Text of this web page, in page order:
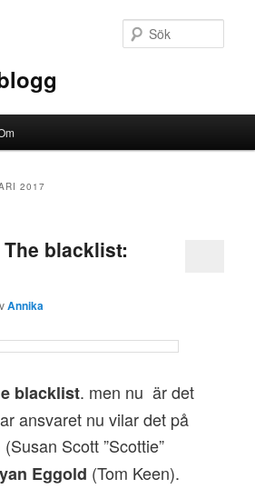
2017
blacklist:
Annika
blacklist. men nu är det
ansvaret nu vilar det på
(Susan Scott ”Scottie”
Eggold (Tom Keen).